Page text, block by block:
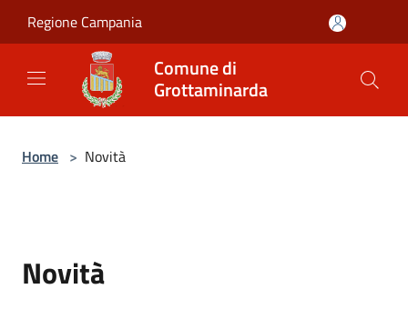
Regione Campania
Comune di
Grottaminarda
Home > Novità
Novità